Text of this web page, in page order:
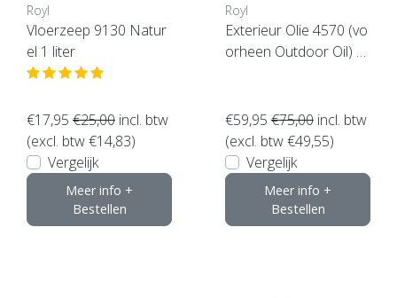
Royl
Vloerzeep 9130 Natur
el 1 liter
€17,95 €25,00 incl. btw
(excl. btw €14,83)
Vergelijk
Meer info +
Bestellen
Royl
Exterieur Olie 4570 (vo
orheen Outdoor Oil) *
€59,95 €75,00 incl. btw
(excl. btw €49,55)
Vergelijk
Meer info +
Bestellen